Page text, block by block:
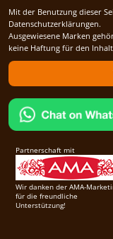
Mit der Benutzung dieser
Datenschutzerklärungen.
Ausgewiesene Marken
keine Haftung für den
Partnerschaft mit
Wir danken der AMA-
für die freundliche
Unterstützung!